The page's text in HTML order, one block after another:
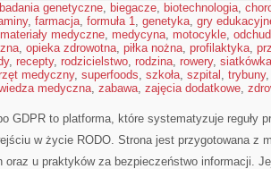
badania genetyczne, biegacze, biotechnologia,
, farmacja, formuła 1, genetyka, gry
materiały medyczne, medycyna, motocykle,
, opieka zdrowotna, piłka nożna, profilaktyka,
, recepty, rodzicielstwo, rodzina, rowery, siatkówka
medyczny, superfoods, szkoła, szpital , trybuny
medyczna, zabawa, zajęcia dodatkowe,
GDPR to platforma, które systematyzuje reguły
w życie RODO. Strona jest przygotowana z
oraz u praktyków za bezpieczeństwo informacji.